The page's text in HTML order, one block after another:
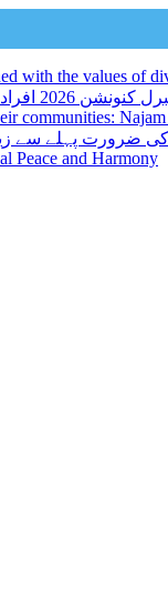
with the values of
2026 افراد کو اپنی برادریوں کی خدمت کے مشترکہ اہداف کا اشتراک کرنے کا ایک منفرد موقع فراہم کرتا ہے: نجم نقوی
communities:
ضرورت پہلے سے
Peace and Harmony